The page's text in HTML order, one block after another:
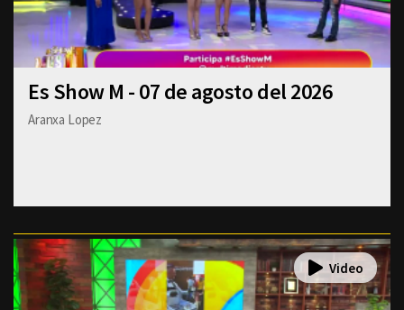
Es Show M - 07 de agosto del 2026
Aranxa Lopez